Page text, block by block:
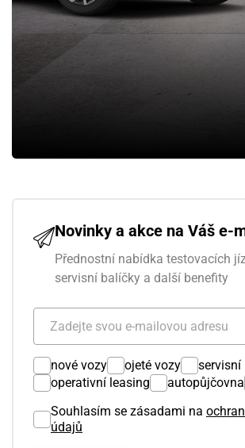
Novinky a akce na Váš e-
Přednostní nabídka testovacích
servisní balíčky a další benefity
nové vozy ojeté vozy
servisní
operativní leasing
autopůjčovna
Souhlasím se zásadami na
údajů